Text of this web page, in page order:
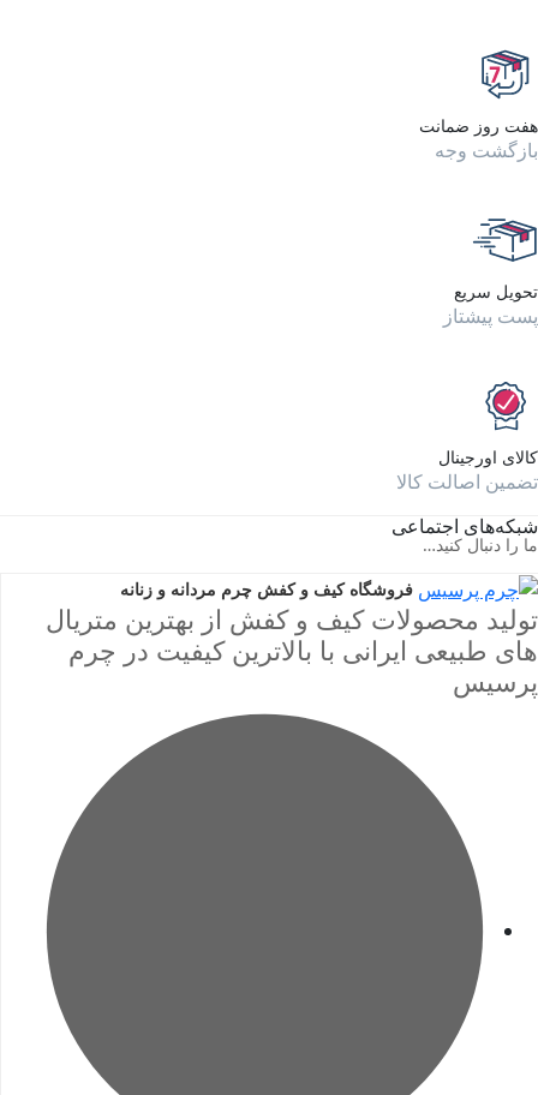
هفت روز ضمانت
بازگشت وجه
تحویل سریع
پست پیشتاز
کالای اورجینال
تضمین اصالت کالا
شبکه‌های اجتماعی
ما را دنبال کنید…
فروشگاه کیف و کفش چرم مردانه و زنانه
تولید محصولات کیف و کفش از بهترین متریال
های طبیعی ایرانی با بالاترین کیفیت در چرم
پرسیس